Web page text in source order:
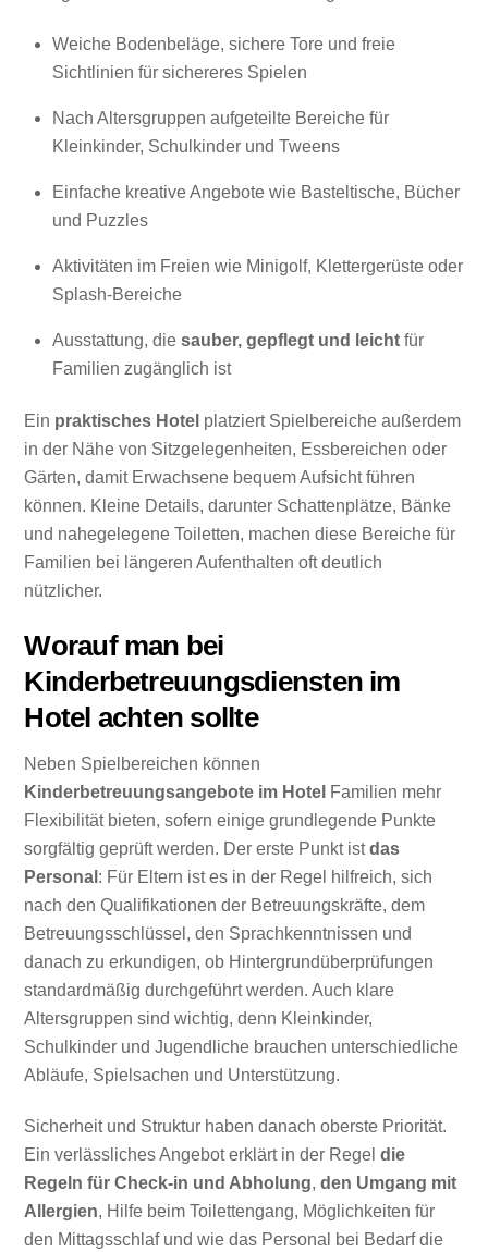
Weiche Bodenbeläge, sichere Tore und freie
Sichtlinien für sichereres Spielen
Nach Altersgruppen aufgeteilte Bereiche für
Kleinkinder, Schulkinder und Tweens
Einfache kreative Angebote wie Basteltische, Bücher
und Puzzles
Aktivitäten im Freien wie Minigolf, Klettergerüste oder
Splash-Bereiche
Ausstattung, die sauber, gepflegt und leicht für
Familien zugänglich ist
Ein praktisches Hotel platziert Spielbereiche außerdem
in der Nähe von Sitzgelegenheiten, Essbereichen oder
Gärten, damit Erwachsene bequem Aufsicht führen
können. Kleine Details, darunter Schattenplätze, Bänke
und nahegelegene Toiletten, machen diese Bereiche für
Familien bei längeren Aufenthalten oft deutlich
nützlicher.
Worauf man bei
Kinderbetreuungsdiensten im
Hotel achten sollte
Neben Spielbereichen können
Kinderbetreuungsangebote im Hotel Familien mehr
Flexibilität bieten, sofern einige grundlegende Punkte
sorgfältig geprüft werden. Der erste Punkt istdas
Personal : Für Eltern ist es in der Regel hilfreich, sich
nach den Qualifikationen der Betreuungskräfte, dem
Betreuungsschlüssel, den Sprachkenntnissen und
danach zu erkundigen, ob Hintergrundüberprüfungen
standardmäßig durchgeführt werden. Auch klare
Altersgruppen sind wichtig, denn Kleinkinder,
Schulkinder und Jugendliche brauchen unterschiedliche
Abläufe, Spielsachen und Unterstützung.
Sicherheit und Struktur haben danach oberste Priorität.
Ein verlässliches Angebot erklärt in der Regeldie
Regeln für Check-in und Abholung,den Umgang mit
Allergien, Hilfe beim Toilettengang, Möglichkeiten für
den Mittagsschlaf und wie das Personal bei Bedarf die